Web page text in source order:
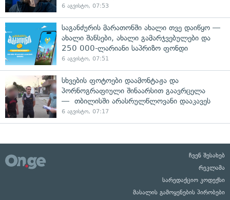
6 აგვისტო, 07:53
საგანძურის მარათონში ახალი თვე დაიწყო —
ახალი შანსები, ახალი გამარჯვებულები და
250 000-ლარიანი საპრიზო ფონდი
6 აგვისტო, 07:51
სხვების ფოტოები დაამონტაჟა და
პორნოგრაფიული შინაარსით გაავრცელა
— თბილისში არასრულწლოვანი დააკავეს
6 აგვისტო, 07:17
ჩვენ შესახებ
რეკლამა
სარედაქციო კოდექსი
მასალის გამოყენების პირობები